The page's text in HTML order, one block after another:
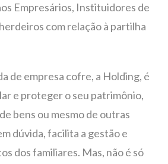
Empresários, Instituidores de
com relação à partilha
de empresa cofre, a Holding, é
e proteger o seu patrimônio,
bens ou mesmo de outras
dúvida, facilita a gestão e
dos familiares. Mas, não é só